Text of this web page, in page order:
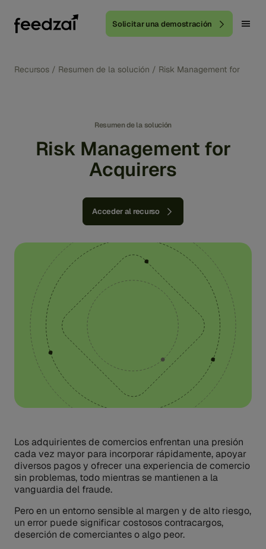
Solicitar una demostración
Recursos / Resumen de la solución / Risk Management for
Resumen de la solución
Risk Management for
Acquirers
Acceder al recurso
Los adquirientes de comercios enfrentan una presión
cada vez mayor para incorporar rápidamente, apoyar
diversos pagos y ofrecer una experiencia de comercio
sin problemas, todo mientras se mantienen a la
vanguardia del fraude.
Pero en un entorno sensible al margen y de alto riesgo,
un error puede significar costosos contracargos,
deserción de comerciantes o algo peor.